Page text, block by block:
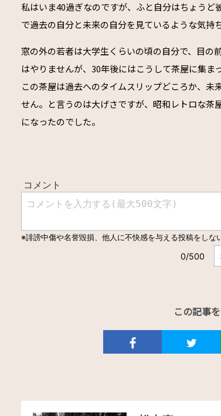
私はいま40過ぎなのですが、ふと自分はちょう
で過去の自分と未来の自分を見ているような気持
窓の外の若者は大学生くらいの頃の自分で、目の
はやりませんが、30年後にはこうして茶屋に集ま
この茶屋は過去へのタイムスリップどころか、未
せん。と言うのは大げさですが、昭和レトロな茶
になったのでした。
この記事